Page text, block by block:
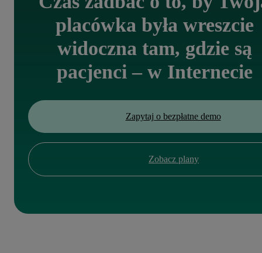
placówka była wreszcie
widoczna tam, gdzie są
pacjenci – w Internecie
Zapytaj o bezpłatne demo
Zobacz plany